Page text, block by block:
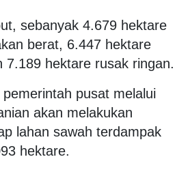
sebanyak 4.679 hektare
berat, 6.447 hektare
7.189 hektare rusak ringan.
pusat melalui
akan melakukan
lahan sawah terdampak
hektare.